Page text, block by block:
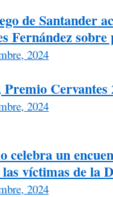
de Santander
Fernández
2024
Cervantes
2024
celebra un
víctimas de la
2024